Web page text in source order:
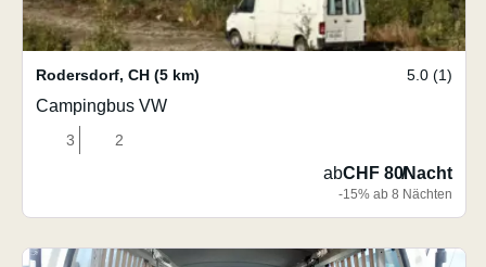
Rodersdorf, CH (5 km) 5.0 (1)
Campingbus VW
3 2
abCHF 80/Nacht
-15% ab 8 Nächten